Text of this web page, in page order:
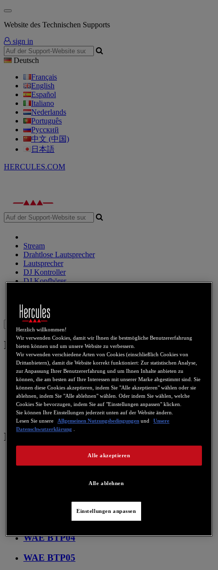
Website des Technischen Supports
sign in
Deutsch
Français
English
Español
Italiano
Nederlands
Português
Русский
中文 (中国)
日本語
HERCULES.COM
Stream
Drahtlose Lautsprecher
Lautsprecher
DJ Kontroller
DJ Kopfhörer
Webcams
Drahtloses audio
WAE Outdoor 04Plus
WAE Outdoor 04Plus FM
WAE Outdoor Rush
Dauerbrenner
WAE BTP03 Mini
WAE BTP04
WAE BTP05
Herzlich willkommen!
Wir verwenden Cookies, damit wir Ihnen die bestmögliche Benutzererfahrung
bieten können und um unsere Website zu verbessern.
Wir verwenden verschiedene Arten von Cookies (einschließlich Cookies von
Drittanbietern), damit die Website korrekt funktioniert: Zur statistischen Analyse,
zur Anpassung Ihrer Benutzererfahrung und um Ihnen Inhalte anbieten zu
können, die am besten auf Ihre Interessen mit unserer Marke abgestimmt sind. Sie
können diese Cookies akzeptieren, indem Sie "Alle akzeptieren" wählen oder sie
ablehnen, indem Sie "Alle ablehnen" wählen. Oder indem Sie wählen, welche
Cookies Sie bevorzugen, indem Sie auf "Einstellungen anpassen" klicken.
Sie können Ihre Einstellungen jederzeit unten auf der Website ändern.
Lesen Sie unsere
Allgemeinen Nutzungsbedingungen und
Unsere
Datenschwutzerklärung .
Alle ablehnen
Alle akzeptieren
Einstellungen anpassen